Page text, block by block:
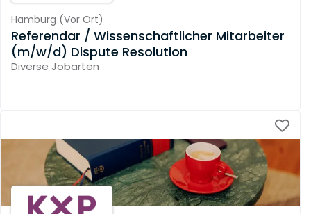
Hamburg (Vor Ort)
Referendar / Wissenschaftlicher Mitarbeiter
(m/w/d) Dispute Resolution
Diverse Jobarten